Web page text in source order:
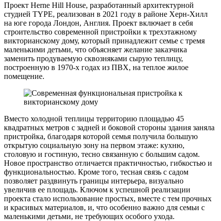
Проект Herne Hill House, разработанный архитектурной
студией TYPE, реализован в 2021 году в районе Херн-Хилл
на юге города Лондон, Англия. Проект включает в себя
строительство современной пристройки к трехэтажному
викторианскому дому, который принадлежит семье с тремя
маленькими детьми, что объясняет желание заказчика
заменить продуваемую сквозняками сырую теплицу,
построенную в 1970-х годах из ПВХ, на теплое жилое
помещение.
Вместо холодной теплицы территорию площадью 45
квадратных метров с задней и боковой стороны здания заняла
пристройка, благодаря которой семья получила большую
открытую социальную зону на первом этаже: кухню,
столовую и гостиную, тесно связанную с большим садом.
Новое пространство отличается практичностью, гибкостью и
функциональностью. Кроме того, тесная связь с садом
позволяет раздвинуть границы интерьера, визуально
увеличив ее площадь. Ключом к успешной реализации
проекта стало использование простых, вместе с тем прочных
и красивых материалов, и, что особенно важно для семьи с
маленькими детьми, не требующих особого ухода.